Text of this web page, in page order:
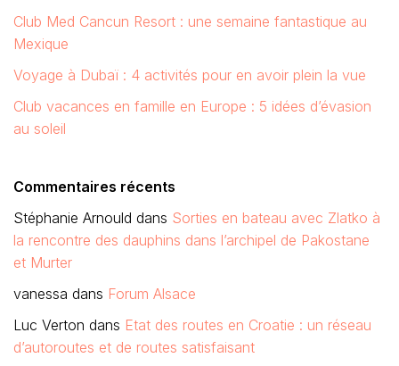
Club Med Cancun Resort : une semaine fantastique au
Mexique
Voyage à Dubaï : 4 activités pour en avoir plein la vue
Club vacances en famille en Europe : 5 idées d’évasion
au soleil
Commentaires récents
Stéphanie Arnould dans Sorties en bateau avec Zlatko à
la rencontre des dauphins dans l’archipel de Pakostane
et Murter
vanessa dans Forum Alsace
Luc Verton dans Etat des routes en Croatie : un réseau
d’autoroutes et de routes satisfaisant